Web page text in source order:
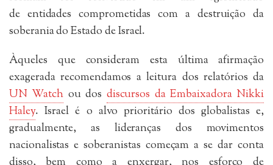
de entidades comprometidas com a destruição da
soberania do Estado de Israel.
Àqueles que consideram esta última afirmação
exagerada recomendamos a leitura dos relatórios da
UN Watch ou dos discursos da Embaixadora Nikki
Haley. Israel é o alvo prioritário dos globalistas e,
gradualmente, as lideranças dos movimentos
nacionalistas e soberanistas começam a se dar conta